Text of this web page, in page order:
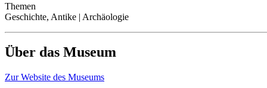
Themen
Geschichte, Antike | Archäologie
Über das Museum
Zur Website des Museums